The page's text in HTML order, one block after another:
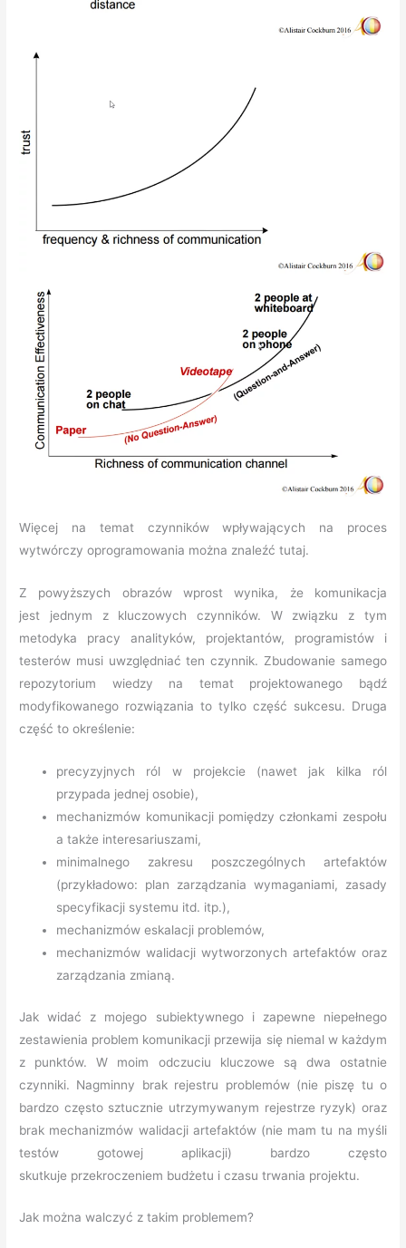
Więcej na temat czynników wpływających na proces
wytwórczy oprogramowania można znaleźć tutaj.
Z powyższych obrazów wprost wynika, że komunikacja
jest jednym z kluczowych czynników. W związku z tym
metodyka pracy analityków, projektantów, programistów i
testerów musi uwzględniać ten czynnik. Zbudowanie samego
repozytorium wiedzy na temat projektowanego bądź
modyfikowanego rozwiązania to tylko część sukcesu. Druga
część to określenie:
precyzyjnych ról w projekcie (nawet jak kilka ról
przypada jednej osobie),
mechanizmów komunikacji pomiędzy członkami zespołu
a także interesariuszami,
minimalnego zakresu poszczególnych artefaktów
(przykładowo: plan zarządzania wymaganiami, zasady
specyfikacji systemu itd. itp.),
mechanizmów eskalacji problemów,
mechanizmów walidacji wytworzonych artefaktów oraz
zarządzania zmianą.
Jak widać z mojego subiektywnego i zapewne niepełnego
zestawienia problem komunikacji przewija się niemal w każdym
z punktów. W moim odczuciu kluczowe są dwa ostatnie
czynniki. Nagminny brak rejestru problemów (nie piszę tu o
bardzo często sztucznie utrzymywanym rejestrze ryzyk) oraz
brak mechanizmów walidacji artefaktów (nie mam tu na myśli
testów gotowej aplikacji) bardzo często
skutkuje przekroczeniem budżetu i czasu trwania projektu.
Jak można walczyć z takim problemem?